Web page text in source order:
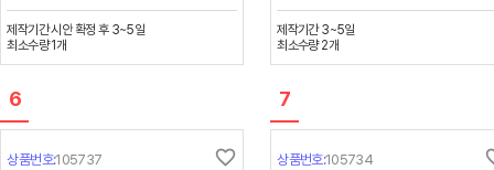
제작기간시안 확정 후 3~5일
최소수량1개
제작기간3~5일
최소수량2개
6
상품번호:105737 favorite_border
7
상품번호:105734